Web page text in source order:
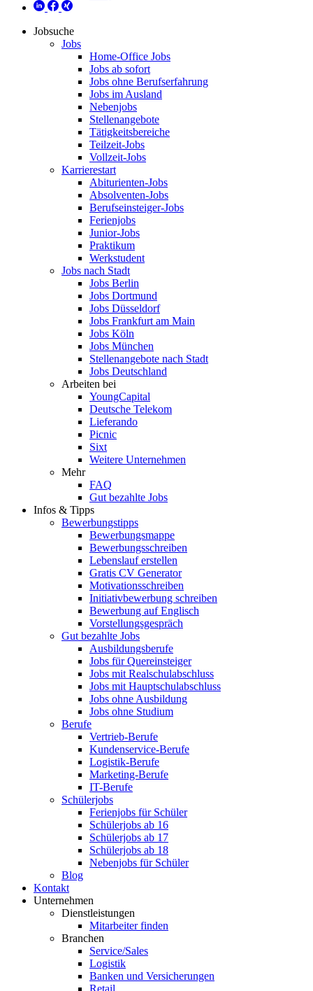
Jobsuche
Jobs
Home-Office Jobs
Jobs ab sofort
Jobs ohne Berufserfahrung
Jobs im Ausland
Nebenjobs
Stellenangebote
Tätigkeitsbereiche
Teilzeit-Jobs
Vollzeit-Jobs
Karrierestart
Abiturienten-Jobs
Absolventen-Jobs
Berufseinsteiger-Jobs
Ferienjobs
Junior-Jobs
Praktikum
Werkstudent
Jobs nach Stadt
Jobs Berlin
Jobs Dortmund
Jobs Düsseldorf
Jobs Frankfurt am Main
Jobs Köln
Jobs München
Stellenangebote nach Stadt
Jobs Deutschland
Arbeiten bei
YoungCapital
Deutsche Telekom
Lieferando
Picnic
Sixt
Weitere Unternehmen
Mehr
FAQ
Gut bezahlte Jobs
Infos & Tipps
Bewerbungstipps
Bewerbungsmappe
Bewerbungsschreiben
Lebenslauf erstellen
Gratis CV Generator
Motivationsschreiben
Initiativbewerbung schreiben
Bewerbung auf Englisch
Vorstellungsgespräch
Gut bezahlte Jobs
Ausbildungsberufe
Jobs für Quereinsteiger
Jobs mit Realschulabschluss
Jobs mit Hauptschulabschluss
Jobs ohne Ausbildung
Jobs ohne Studium
Berufe
Vertrieb-Berufe
Kundenservice-Berufe
Logistik-Berufe
Marketing-Berufe
IT-Berufe
Schülerjobs
Ferienjobs für Schüler
Schülerjobs ab 16
Schülerjobs ab 17
Schülerjobs ab 18
Nebenjobs für Schüler
Blog
Kontakt
Unternehmen
Dienstleistungen
Mitarbeiter finden
Branchen
Service/Sales
Logistik
Banken und Versicherungen
Retail